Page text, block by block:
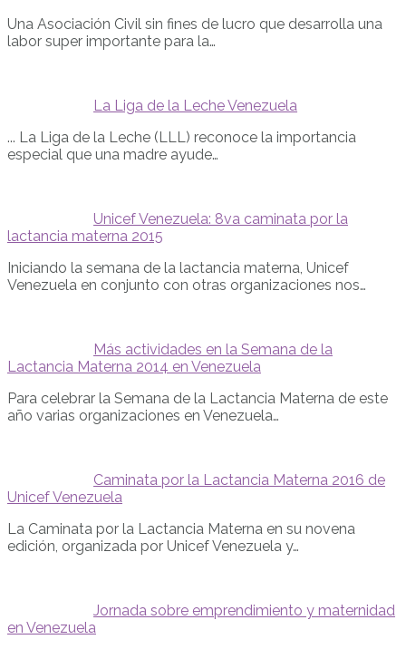
Una Asociación Civil sin fines de lucro que desarrolla una
labor super importante para la…
La Liga de la Leche Venezuela
... La Liga de la Leche (LLL) reconoce la importancia
especial que una madre ayude…
Unicef Venezuela: 8va caminata por la
lactancia materna 2015
Iniciando la semana de la lactancia materna, Unicef
Venezuela en conjunto con otras organizaciones nos…
Más actividades en la Semana de la
Lactancia Materna 2014 en Venezuela
Para celebrar la Semana de la Lactancia Materna de este
año varias organizaciones en Venezuela…
Caminata por la Lactancia Materna 2016 de
Unicef Venezuela
La Caminata por la Lactancia Materna en su novena
edición, organizada por Unicef Venezuela y…
Jornada sobre emprendimiento y maternidad
en Venezuela